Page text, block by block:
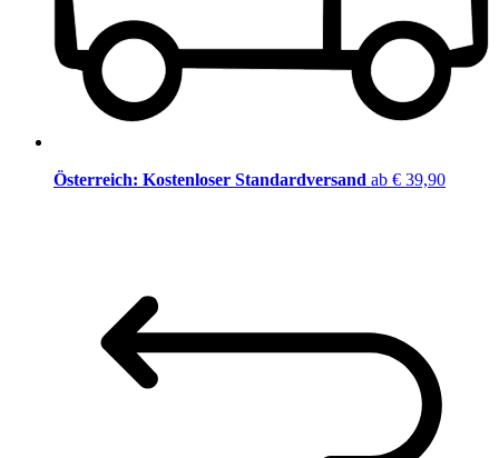
Österreich: Kostenloser Standardversand ab € 39,90